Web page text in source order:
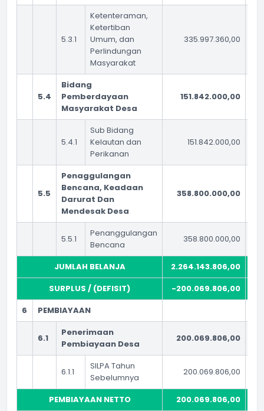
5.3.1
Ketenteraman,
Ketertiban
Umum, dan
Perlindungan
Masyarakat
335.997.360,00
5.4
Bidang
Pemberdayaan
Masyarakat Desa
151.842.000,00
5.4.1
Sub Bidang
Kelautan dan
Perikanan
151.842.000,00
5.5
Penaggulangan
Bencana, Keadaan
Darurat Dan
Mendesak Desa
358.800.000,00
5.5.1
Penanggulangan
Bencana
358.800.000,00
JUMLAH BELANJA
2.264.143.806,00
SURPLUS / (DEFISIT)
-200.069.806,00
6
PEMBIAYAAN
6.1
Penerimaan
Pembiayaan Desa
200.069.806,00
6.1.1
SILPA Tahun
Sebelumnya
200.069.806,00
PEMBIAYAAN NETTO
200.069.806,00